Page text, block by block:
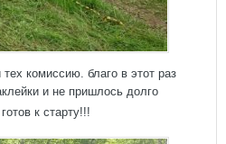
комиссию. благо в этот раз
и не пришлось долго
готов к старту!!!